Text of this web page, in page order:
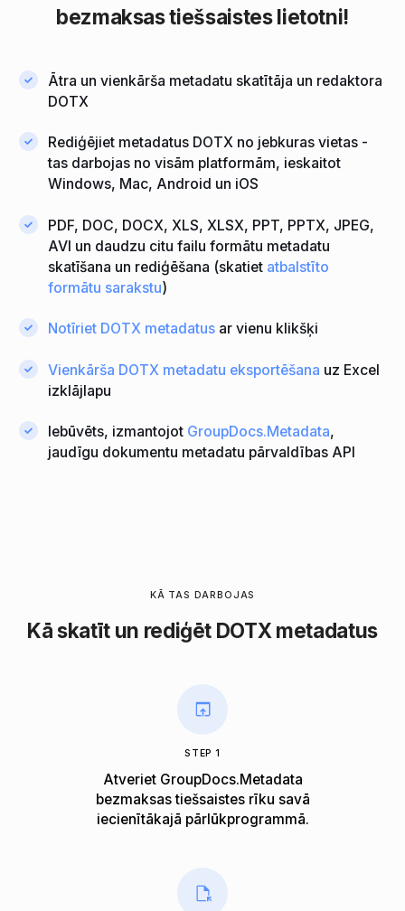
bezmaksas tiešsaistes lietotni!
Ātra un vienkārša metadatu skatītāja un redaktora
DOTX
Rediģējiet metadatus DOTX no jebkuras vietas -
tas darbojas no visām platformām, ieskaitot
Windows, Mac, Android un iOS
PDF, DOC, DOCX, XLS, XLSX, PPT, PPTX, JPEG,
AVI un daudzu citu failu formātu metadatu
skatīšana un rediģēšana (skatiet atbalstīto
formātu sarakstu)
Notīriet DOTX metadatus ar vienu klikšķi
Vienkārša DOTX metadatu eksportēšana uz Excel
izklājlapu
Iebūvēts, izmantojot GroupDocs.Metadata,
jaudīgu dokumentu metadatu pārvaldības API
KĀ TAS DARBOJAS
Kā skatīt un rediģēt DOTX metadatus
STEP 1
Atveriet GroupDocs.Metadata
bezmaksas tiešsaistes rīku savā
iecienītākajā pārlūkprogrammā.